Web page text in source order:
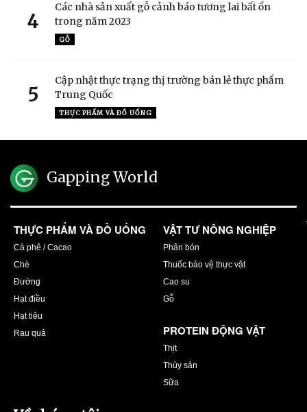
4
Các nhà sản xuất gỗ cảnh báo tương lai bất ổn
trong năm 2023
GỖ
5
Cập nhật thực trạng thị trường bán lẻ thực phẩm
Trung Quốc
THỰC PHẨM VÀ ĐỒ UỐNG
Gapping World
THỰC PHẨM VÀ ĐỒ UỐNG
Cà phê / Cacao
Chè
Đường
Hạt điều
Hạt tiêu
Rau quả
VẬT TƯ NÔNG NGHIỆP
Phân bón
Thuốc bảo vệ thực vật
Cao su
Gỗ
PROTEIN ĐỘNG VẬT
Thịt
Thủy sản
Sữa